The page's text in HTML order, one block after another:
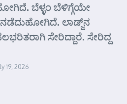
ಬೆಳ್ಳಂ ಬೆಳಿಗ್ಗೆಯೇ
ಲಾಡ್ಜ್‌ನ
ಸೇರಿದ್ದಾರೆ. ಸೇರಿದ್ದ
19, 2026